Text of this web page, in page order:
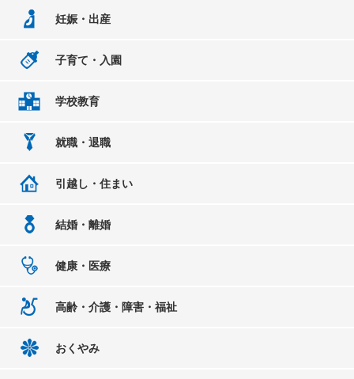
妊娠・出産
子育て・入園
学校教育
就職・退職
引越し・住まい
結婚・離婚
健康・医療
高齢・介護・障害・福祉
おくやみ